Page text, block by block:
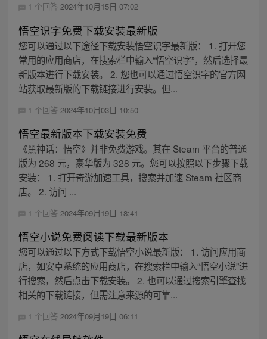
1 个回答 2024年10月15日 07:02
悟空识字免费下载安装最新版
您可以通过以下途径下载安装悟空识字最新版： 1. 打开您
常用的应用商店，在搜索栏中输入“悟空识字”，然后选择最
新版本进行下载安装。 2. 您也可以通过悟空识字的官方网
站获取最新版的下载链接进行安装。但...
1 个回答 2024年10月03日 10:50
悟空最新版本下载安装免费
《黑神话：悟空》并非免费游戏。其在 Steam 平台的普通
版为 268 元，豪华版为 328 元。您可以按照以下步骤下载
安装： 1. 打开奇游加速工具，搜索并加速 Steam 社区商
店。 2. 访问 ...
1 个回答 2024年09月19日 18:41
悟空小说免费阅读下载最新版本
您可以通过以下方式下载悟空小说最新版： 1. 访问应用商
店，如安卓系统的应用商店，在搜索栏中输入“悟空小说”进
行搜索，然后点击下载安装。 2. 也可以通过搜索引擎查找
相关的下载链接，但需注意来源的可靠...
1 个回答 2024年09月19日 06:11